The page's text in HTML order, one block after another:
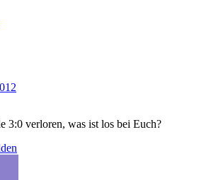
3:0 verloren, was ist los bei Euch?